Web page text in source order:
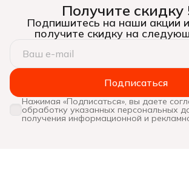
Получите скидку
Подпишитесь на наши акции
получите скидку на
Подписаться
Нажимая «Подписаться», вы даете
обработку указанных персональных
получения информационной и